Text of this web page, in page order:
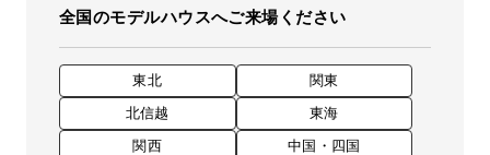
全国のモデルハウスへご来場ください
東北
関東
北信越
東海
関西
中国・四国